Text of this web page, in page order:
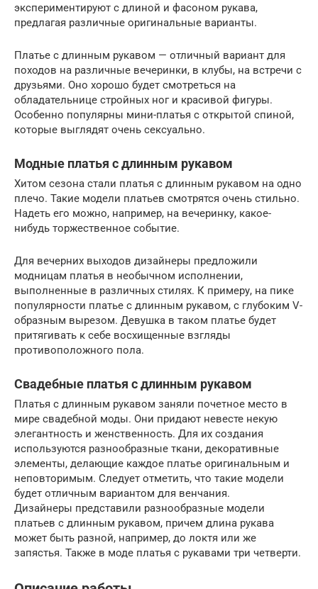
экспериментируют с длиной и фасоном рукава,
предлагая различные оригинальные варианты.
Платье с длинным рукавом — отличный вариант для
походов на различные вечеринки, в клубы, на встречи с
друзьями. Оно хорошо будет смотреться на
обладательнице стройных ног и красивой фигуры.
Особенно популярны мини-платья с открытой спиной,
которые выглядят очень сексуально.
Модные платья с длинным рукавом
Хитом сезона стали платья с длинным рукавом на одно
плечо. Такие модели платьев смотрятся очень стильно.
Надеть его можно, например, на вечеринку, какое-
нибудь торжественное событие.
Для вечерних выходов дизайнеры предложили
модницам платья в необычном исполнении,
выполненные в различных стилях. К примеру, на пике
популярности платье с длинным рукавом, с глубоким V-
образным вырезом. Девушка в таком платье будет
притягивать к себе восхищенные взгляды
противоположного пола.
Свадебные платья с длинным рукавом
Платья с длинным рукавом заняли почетное место в
мире свадебной моды. Они придают невесте некую
элегантность и женственность. Для их создания
используются разнообразные ткани, декоративные
элементы, делающие каждое платье оригинальным и
неповторимым. Следует отметить, что такие модели
будет отличным вариантом для венчания.
Дизайнеры представили разнообразные модели
платьев с длинным рукавом, причем длина рукава
может быть разной, например, до локтя или же
запястья. Также в моде платья с рукавами три четверти.